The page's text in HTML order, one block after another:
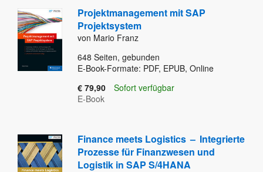
Projektmanagement mit SAP
Projektsystem
von Mario Franz
648 Seiten, gebunden
E-Book-Formate: PDF, EPUB, Online
€ 79,90
Sofort verfügbar
E-Book
Finance meets Logistics – Integrierte
Prozesse für Finanzwesen und
Logistik in SAP S/4HANA